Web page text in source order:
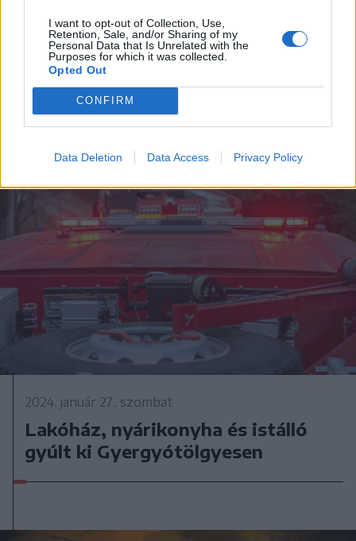
I want to opt-out of Collection, Use,
Retention, Sale, and/or Sharing of my
Personal Data that Is Unrelated with the
Purposes for which it was collected.
Opted Out
CONFIRM
Data Deletion Data Access Privacy Policy
A faluközösségnek köszönhető,
hogy nem égett porig egy családi
ház Bölönben
2024. január 27., szombat
Lakóház, nyárikonyha és istálló
gyúlt ki Gyergyótölgyesen